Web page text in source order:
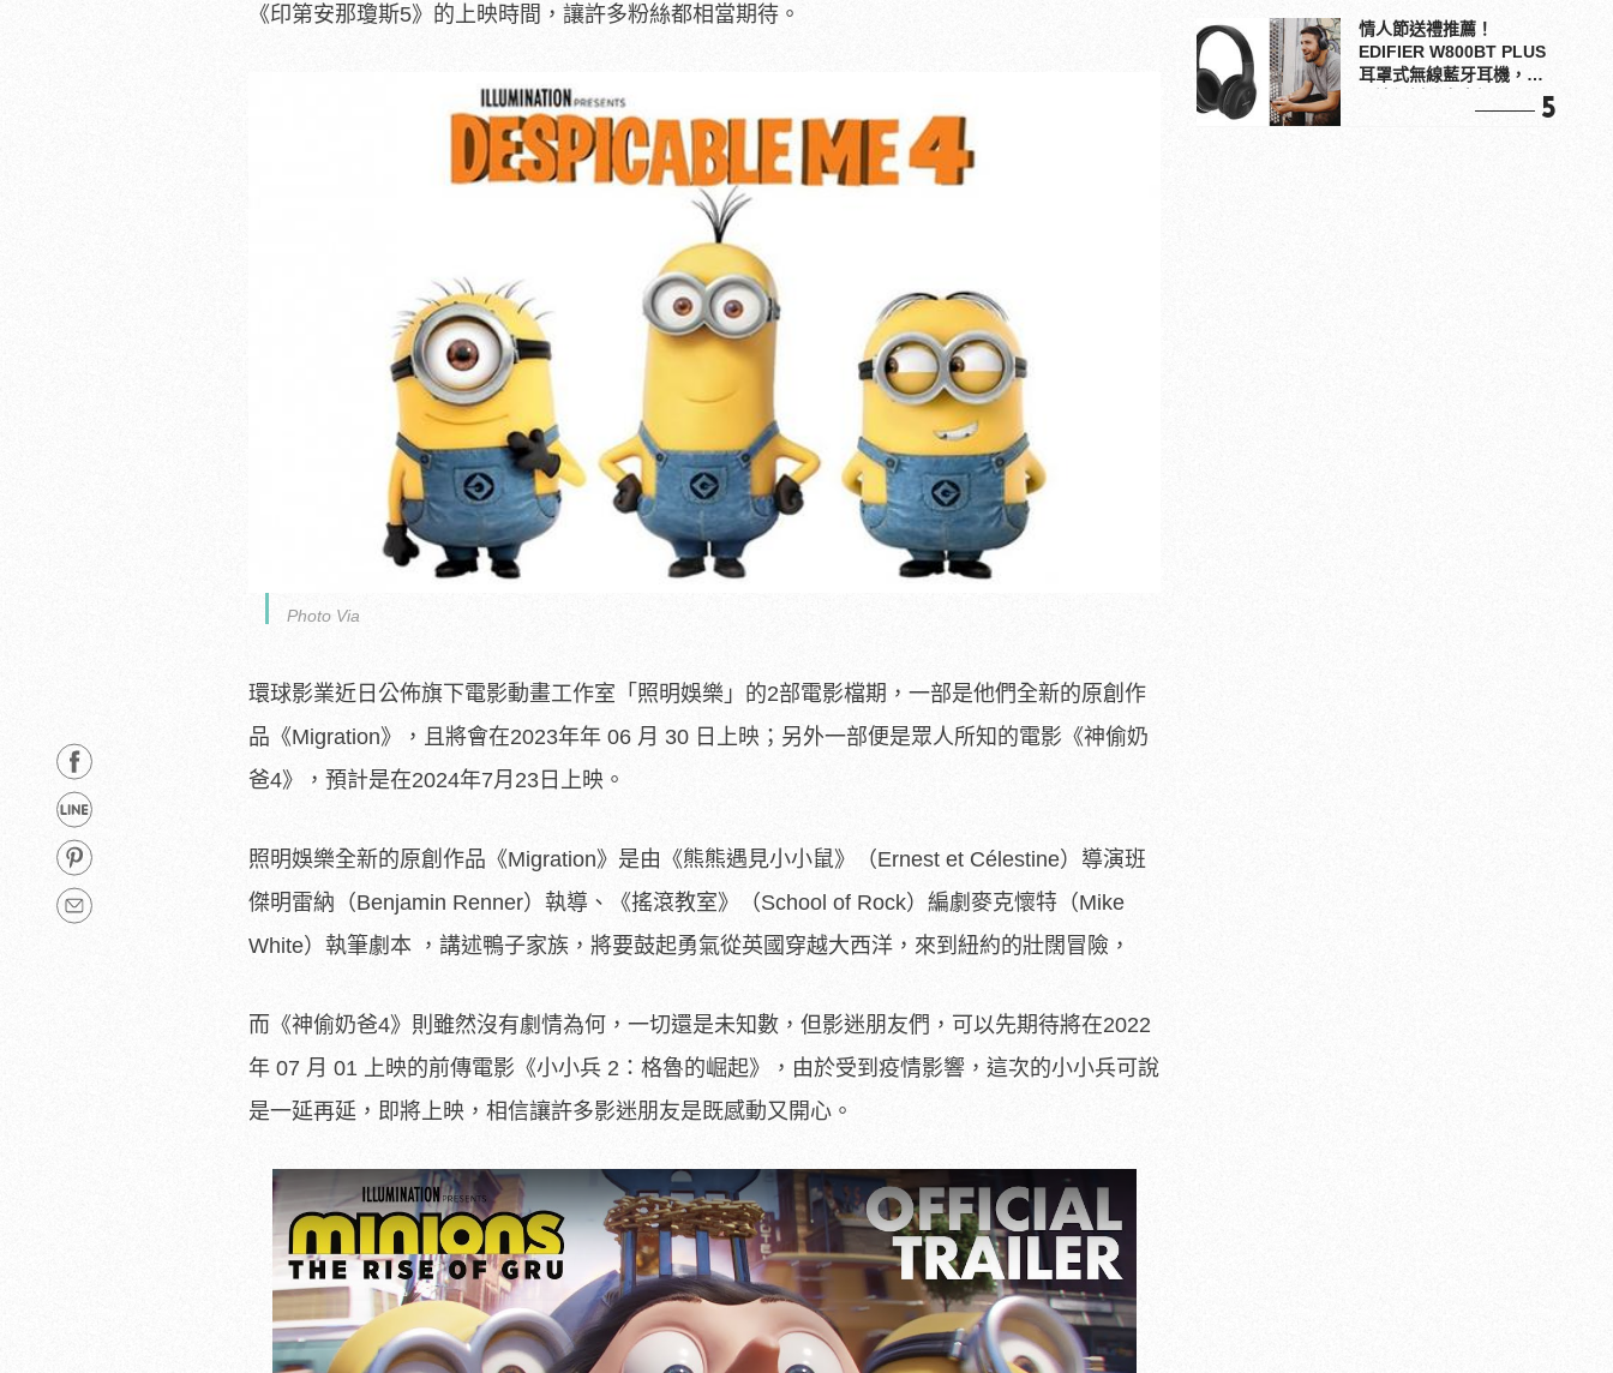
《印第安那瓊斯5》的上映時間，讓許多粉絲都相當期待。
Photo Via
環球影業近日公佈旗下電影動畫工作室「照明娛樂」的2部電影檔期，一部是他們全新的原創作
品《Migration》，且將會在2023年年 06 月 30 日上映；另外一部便是眾人所知的電影《神偷奶
爸4》，預計是在2024年7月23日上映。
照明娛樂全新的原創作品《Migration》是由《熊熊遇見小小鼠》（Ernest et Célestine）導演班
傑明雷納（Benjamin Renner）執導、《搖滾教室》（School of Rock）編劇麥克懷特（Mike
White）執筆劇本 ，講述鴨子家族，將要鼓起勇氣從英國穿越大西洋，來到紐約的壯闊冒險，
而《神偷奶爸4》則雖然沒有劇情為何，一切還是未知數，但影迷朋友們，可以先期待將在2022
年 07 月 01 上映的前傳電影《小小兵 2：格魯的崛起》，由於受到疫情影響，這次的小小兵可說
是一延再延，即將上映，相信讓許多影迷朋友是既感動又開心。
情人節送禮推薦！
EDIFIER W800BT PLUS
耳罩式無線藍牙耳機，在
5